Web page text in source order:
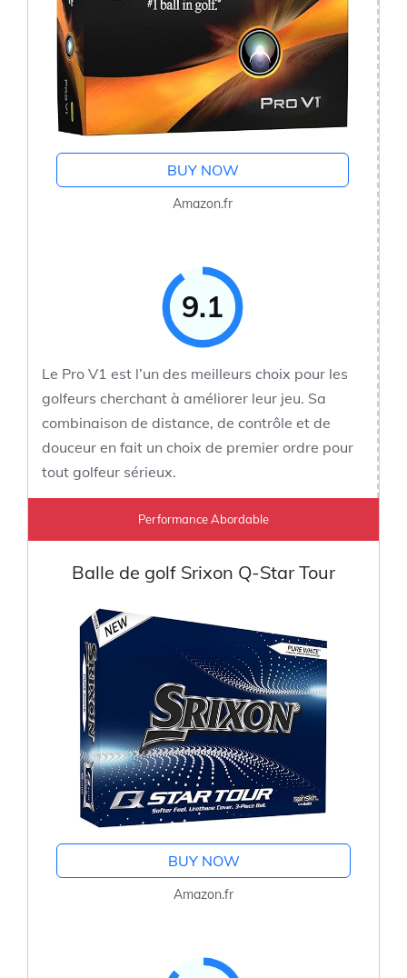
BUY NOW
Amazon.fr
9.1
Le Pro V1 est l’un des meilleurs choix pour les
golfeurs cherchant à améliorer leur jeu. Sa
combinaison de distance, de contrôle et de
douceur en fait un choix de premier ordre pour
tout golfeur sérieux.
Performance Abordable
Balle de golf Srixon Q-Star Tour
BUY NOW
Amazon.fr